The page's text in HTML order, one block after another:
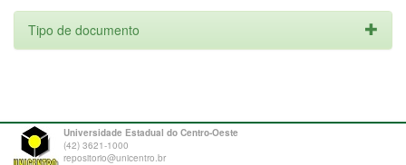
Tipo de documento
Universidade Estadual do Centro-Oeste
(42) 3621-1000
repositorio@unicentro.br